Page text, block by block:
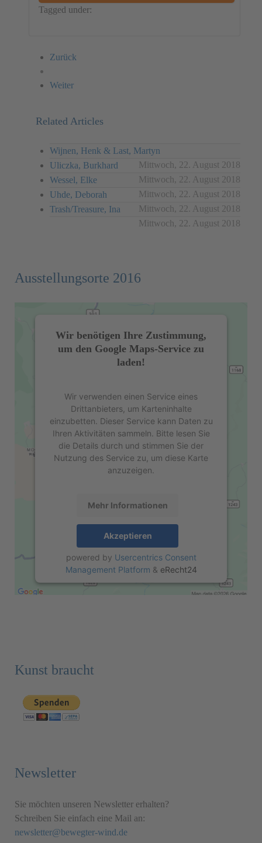
Tagged under:
Zurück
Weiter
Related Articles
Wijnen, Henk & Last, Martyn
Mittwoch, 22. August 2018
Uliczka, Burkhard
Mittwoch, 22. August 2018
Wessel, Elke
Mittwoch, 22. August 2018
Uhde, Deborah
Mittwoch, 22. August 2018
Trash/Treasure, Ina
Mittwoch, 22. August 2018
Ausstellungsorte 2016
Wir benötigen Ihre Zustimmung,
um den Google Maps-Service zu
laden!
Wir verwenden einen Service eines
Drittanbieters, um Karteninhalte
einzubetten. Dieser Service kann Daten zu
Ihren Aktivitäten sammeln. Bitte lesen Sie
die Details durch und stimmen Sie der
Nutzung des Service zu, um diese Karte
anzuzeigen.
Mehr Informationen
Akzeptieren
powered by Usercentrics Consent
Management Platform & eRecht24
Kunst braucht
Newsletter
Sie möchten unseren Newsletter erhalten?
Schreiben Sie einfach eine Mail an:
newsletter@bewegter-wind.de